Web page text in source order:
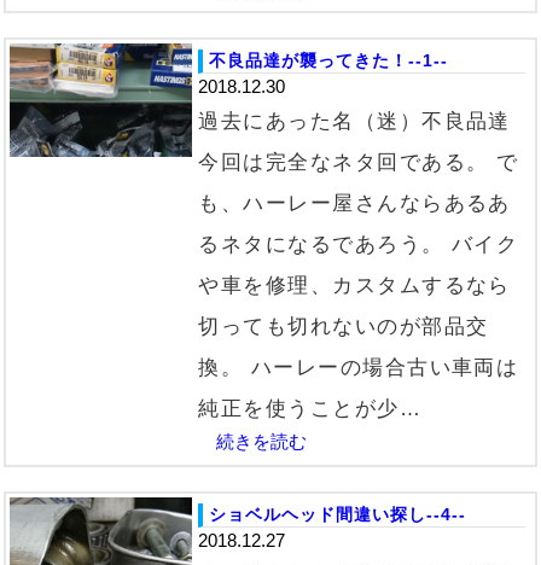
不良品達が襲ってきた！--1--
2018.12.30
過去にあった名（迷）不良品達
今回は完全なネタ回である。 で
も、ハーレー屋さんならあるあ
るネタになるであろう。 バイク
や車を修理、カスタムするなら
切っても切れないのが部品交
換。 ハーレーの場合古い車両は
純正を使うことが少…
続きを読む
ショベルヘッド間違い探し--4--
2018.12.27